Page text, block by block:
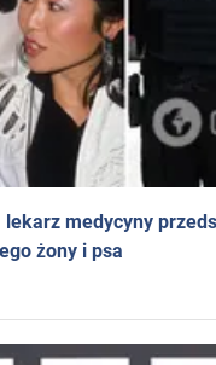
medycyny
żony i psa